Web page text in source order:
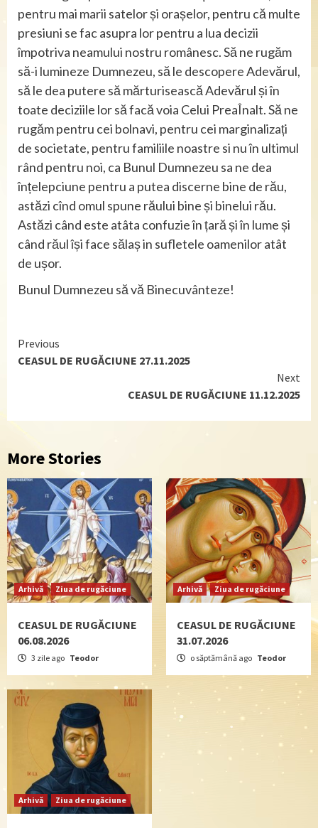
pentru mai marii satelor și orașelor, pentru că multe
presiuni se fac asupra lor pentru a lua decizii
împotriva neamului nostru românesc. Să ne rugăm
să-i lumineze Dumnezeu, să le descopere Adevărul,
să le dea putere să mărturisească Adevărul și în
toate deciziile lor să facă voia Celui PreaÎnalt. Să ne
rugăm pentru cei bolnavi, pentru cei marginalizați
de societate, pentru familiile noastre si nu în ultimul
rând pentru noi, ca Bunul Dumnezeu sa ne dea
înțelepciune pentru a putea discerne bine de rău,
astăzi cînd omul spune răului bine și binelui rău.
Astăzi când este atâta confuzie în țară și în lume și
când răul își face sălaș in sufletele oamenilor atât
de ușor.
Bunul Dumnezeu să vă Binecuvânteze!
Continue
Reading
Previous
CEASUL DE RUGĂCIUNE 27.11.2025
Next
CEASUL DE RUGĂCIUNE 11.12.2025
More Stories
Arhivă Ziua de rugăciune
CEASUL DE RUGĂCIUNE
06.08.2026
3 zile ago Teodor
Arhivă Ziua de rugăciune
CEASUL DE RUGĂCIUNE
31.07.2026
o săptămână ago Teodor
Arhivă Ziua de rugăciune